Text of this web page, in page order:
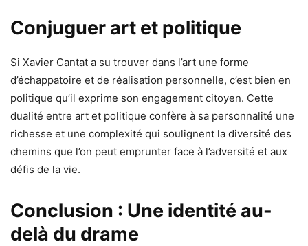
Conjuguer art et politique
Si Xavier Cantat a su trouver dans l’art une forme
d’échappatoire et de réalisation personnelle, c’est bien en
politique qu’il exprime son engagement citoyen. Cette
dualité entre art et politique confère à sa personnalité une
richesse et une complexité qui soulignent la diversité des
chemins que l’on peut emprunter face à l’adversité et aux
défis de la vie.
Conclusion : Une identité au-
delà du drame